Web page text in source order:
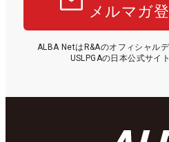
メルマガ
ALBA NetはR&Aのオフィシャル
USLPGAの日本公式サイ